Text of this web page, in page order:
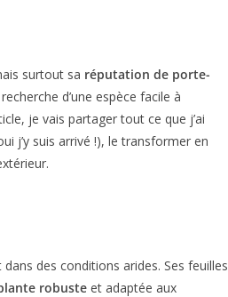
surtout sa réputation de porte-
d’une espèce facile à
je vais partager tout ce que j’ai
j’y suis arrivé !), le transformer en
des conditions arides. Ses feuilles
robuste et adaptée aux